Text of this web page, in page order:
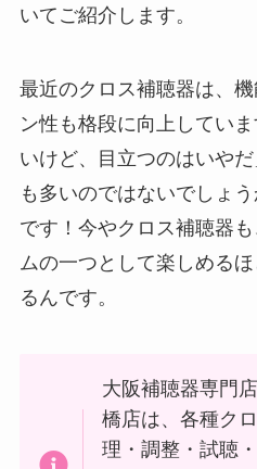
いてご紹介します。
最近のクロス補聴器は、
ン性も格段に向上してい
いけど、目立つのはいや
も多いのではないでしょ
です！今やクロス補聴器
ムの一つとして楽しめる
るんです。
大阪補聴器専門
橋店は、各種ク
理・調整・試聴